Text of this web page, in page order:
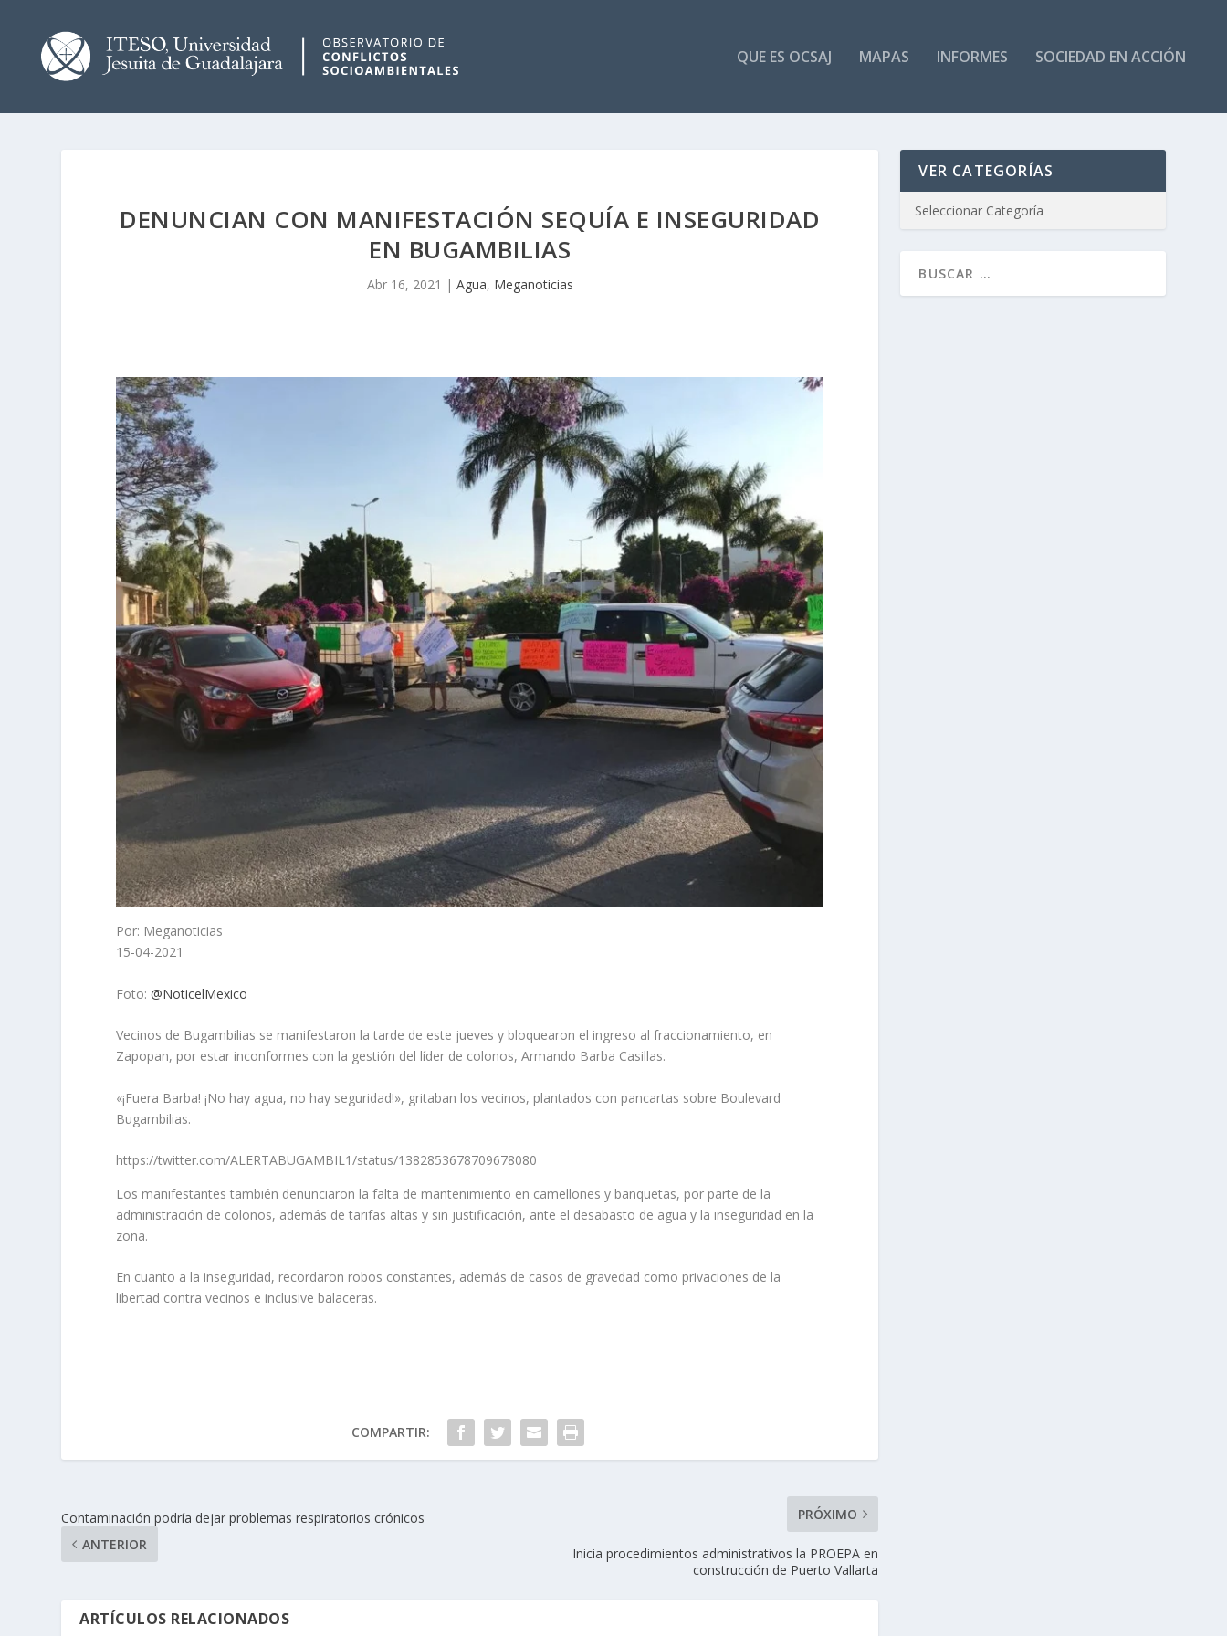
QUE ES OCSAJ MAPAS INFORMES SOCIEDAD EN ACCIÓN
DENUNCIAN CON MANIFESTACIÓN SEQUÍA E INSEGURIDAD
EN BUGAMBILIAS
Abr 16, 2021 | Agua, Meganoticias
Por: Meganoticias
15-04-2021
Foto:@NoticelMexico
Vecinos de Bugambilias se manifestaron la tarde de este jueves y bloquearon el ingreso al fraccionamiento, en
Zapopan, por estar inconformes con la gestión del líder de colonos, Armando Barba Casillas.
«¡Fuera Barba! ¡No hay agua, no hay seguridad!», gritaban los vecinos, plantados con pancartas sobre Boulevard
Bugambilias.
https://twitter.com/ALERTABUGAMBIL1/status/1382853678709678080
Los manifestantes también denunciaron la falta de mantenimiento en camellones y banquetas, por parte de la
administración de colonos, además de tarifas altas y sin justificación, ante el desabasto de agua y la inseguridad en la
zona.
En cuanto a la inseguridad, recordaron robos constantes, además de casos de gravedad como privaciones de la
libertad contra vecinos e inclusive balaceras.
COMPARTIR:
Contaminación podría dejar problemas respiratorios crónicos
ANTERIOR
PRÓXIMO
Inicia procedimientos administrativos la PROEPA en
construcción de Puerto Vallarta
ARTÍCULOS RELACIONADOS
VER CATEGORÍAS